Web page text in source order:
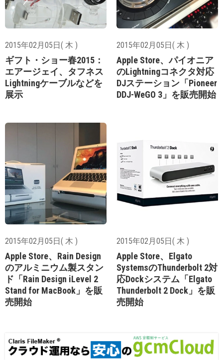
2015年02月05日( 木 )
ギフト・ショー春2015：
エアージェイ、タフネス
Lightningケーブルなどを
展示
2015年02月05日( 木 )
Apple Store、パイオニア
のLightningコネクタ対応
DJステーション「Pioneer
DDJ-WeGO 3」を販売開始
2015年02月05日( 木 )
Apple Store、Rain Design
のアルミニウム製スタン
ド「Rain Design iLevel 2
Stand for MacBook」を販
売開始
2015年02月05日( 木 )
Apple Store、Elgato
SystemsのThunderbolt 2対
応Dockシステム「Elgato
Thunderbolt 2 Dock」を販
売開始